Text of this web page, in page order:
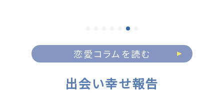
post 【計算高い女】特徴や付き合ったときのメリデ
出会いマッチングサイトPCMAX.
恋愛コラムを読む
出会い幸せ報告